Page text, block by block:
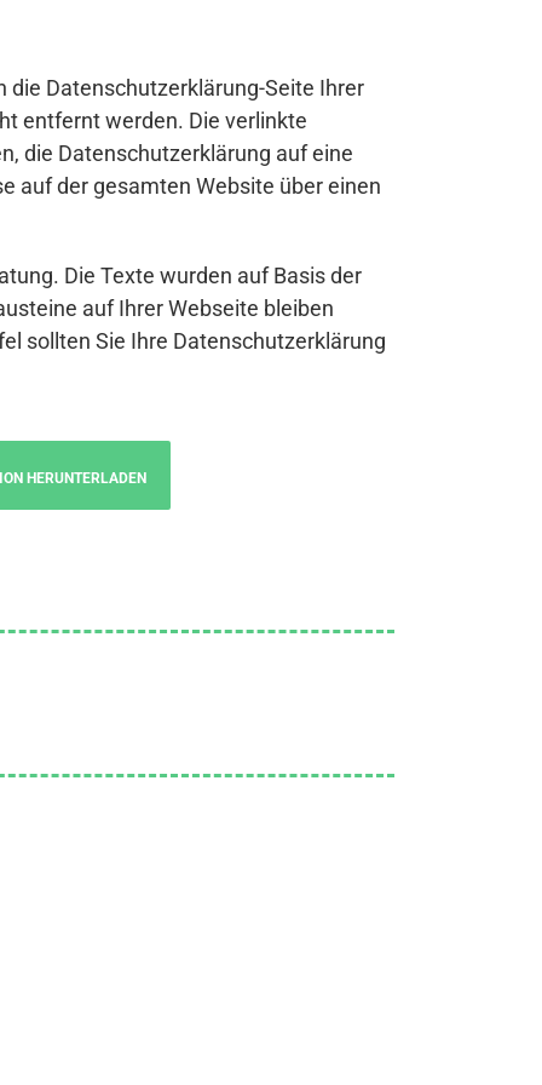
die Datenschutzerklärung-Seite Ihrer
entfernt werden. Die verlinkte
die Datenschutzerklärung auf eine
auf der gesamten Website über einen
Die Texte wurden auf Basis der
auf Ihrer Webseite bleiben
sollten Sie Ihre Datenschutzerklärung
HERUNTERLADEN